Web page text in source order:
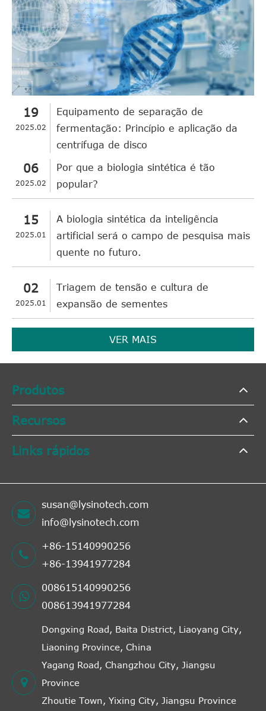
19
2025.02
Equipamento de separação de
fermentação: Princípio e aplicação da
centrífuga de disco
06
2025.02
Por que a biologia sintética é tão
popular?
15
2025.01
A biologia sintética da inteligência
artificial será o campo de pesquisa mais
quente no futuro.
02
2025.01
Triagem de tensão e cultura de
expansão de sementes
VER MAIS
Produtos
Recursos
Links rápidos
susan@lysinotech.com
info@lysinotech.com
+86-15140990256
+86-13941977284
008615140990256
008613941977284
Dongxing Road, Baita District, Liaoyang City,
Liaoning Province, China
Yagang Road, Changzhou City, Jiangsu
Province
Zhoutie Town, Yixing City, Jiangsu Province